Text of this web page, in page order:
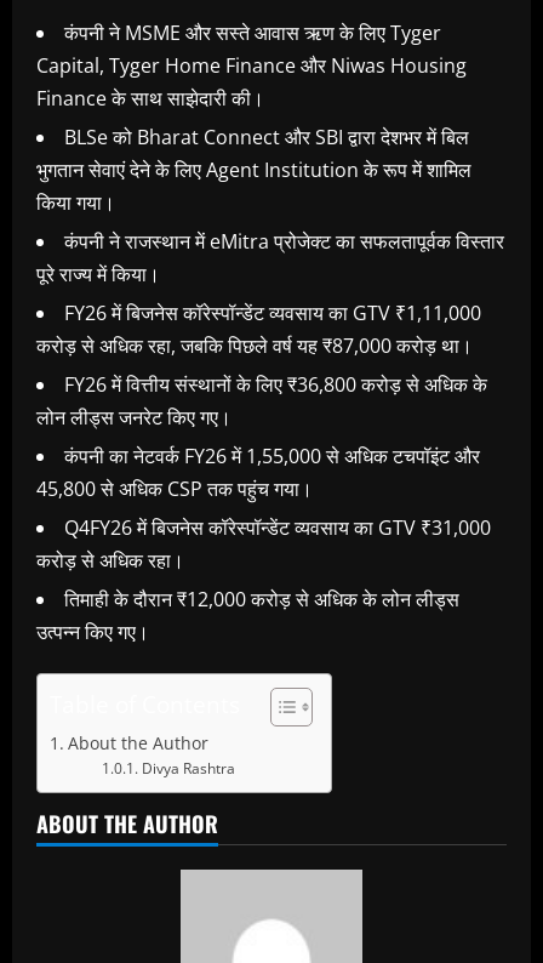
कंपनी ने MSME और सस्ते आवास ऋण के लिए Tyger
Capital, Tyger Home Finance और Niwas Housing
Finance के साथ साझेदारी की।
BLSe को Bharat Connect और SBI द्वारा देशभर में बिल
भुगतान सेवाएं देने के लिए Agent Institution के रूप में शामिल
किया गया।
कंपनी ने राजस्थान में eMitra प्रोजेक्ट का सफलतापूर्वक विस्तार
पूरे राज्य में किया।
FY26 में बिजनेस कॉरेस्पॉन्डेंट व्यवसाय का GTV ₹1,11,000
करोड़ से अधिक रहा, जबकि पिछले वर्ष यह ₹87,000 करोड़ था।
FY26 में वित्तीय संस्थानों के लिए ₹36,800 करोड़ से अधिक के
लोन लीड्स जनरेट किए गए।
कंपनी का नेटवर्क FY26 में 1,55,000 से अधिक टचपॉइंट और
45,800 से अधिक CSP तक पहुंच गया।
Q4FY26 में बिजनेस कॉरेस्पॉन्डेंट व्यवसाय का GTV ₹31,000
करोड़ से अधिक रहा।
तिमाही के दौरान ₹12,000 करोड़ से अधिक के लोन लीड्स
उत्पन्न किए गए।
About the Author
Divya Rashtra
ABOUT THE AUTHOR